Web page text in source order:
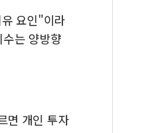
요인"이라
는 양방향
면 개인 투자